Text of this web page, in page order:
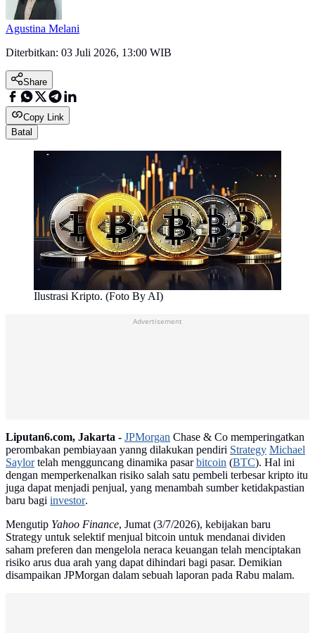
Agustina Melani
Diterbitkan: 03 Juli 2026, 13:00 WIB
Share
Copy Link
Batal
Ilustrasi Kripto. (Foto By AI)
Advertisement
Liputan6.com, Jakarta - JPMorgan Chase & Co memperingatkan
perombakan pembiayaan yanng dilakukan pendiri Strategy Michael
Saylortelah mengguncang dinamika pasarbitcoin (BTC). Hal ini
dengan memperkenalkan risiko salah satu pembeli terbesar kripto itu
juga dapat menjadi penjual, yang menambah sumber ketidakpastian
baru bagi investor.
Mengutip Yahoo Finance, Jumat (3/7/2026), kebijakan baru
Strategy untuk selektif menjual bitcoin untuk mendanai dividen
saham preferen dan mengelola neraca keuangan telah menciptakan
risiko arus dua arah yang dapat dihindari bagi pasar. Demikian
disampaikan JPMorgan dalam sebuah laporan pada Rabu malam.